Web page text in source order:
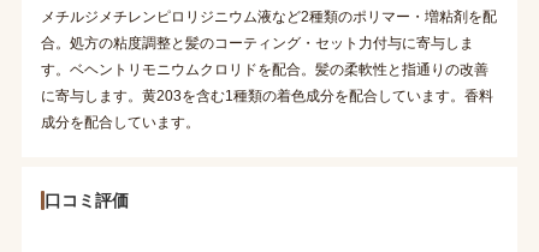
メチルジメチレンピロリジニウム液など2種類のポリマー・増粘剤を配
合。処方の粘度調整と髪のコーティング・セット力付与に寄与しま
す。ベヘントリモニウムクロリドを配合。髪の柔軟性と指通りの改善
に寄与します。黄203を含む1種類の着色成分を配合しています。香料
成分を配合しています。
口コミ評価